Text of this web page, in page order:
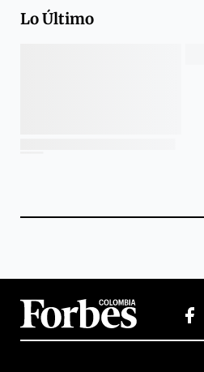
Lo Último